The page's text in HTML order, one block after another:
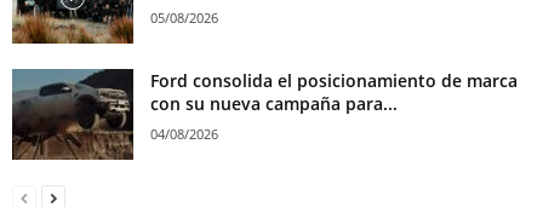
05/08/2026
Ford consolida el posicionamiento de marca
con su nueva campaña para...
04/08/2026